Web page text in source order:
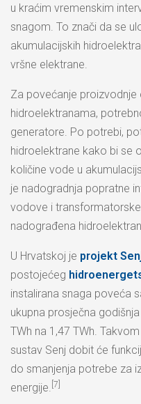
u kraćim vremenskim
snagom. To znači da se
akumulacijskih
vršne elektrane.
Za povećanje proizvodnje
hidroelektranama,
generatore. Po potrebi,
hidroelektrane kako bi se
količine vode u
je nadogradnja popratne
vodove i
nadograđena
U Hrvatskoj je projekt
postojećeg
instalirana snaga poveća
ukupna prosječna
TWh na 1,47 TWh.
sustav Senj dobit će
do smanjenja potrebe za
energije. [7]